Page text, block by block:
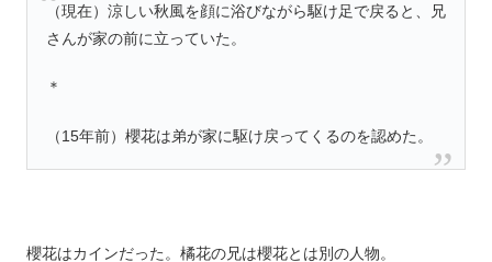
（現在）涼しい秋風を顔に浴びながら駆け足で戻ると、兄
さんが家の前に立っていた。
＊
（15年前）櫻花は弟が家に駆け戻ってくるのを認めた。
櫻花はカインだった。橘花の兄は櫻花とは別の人物。